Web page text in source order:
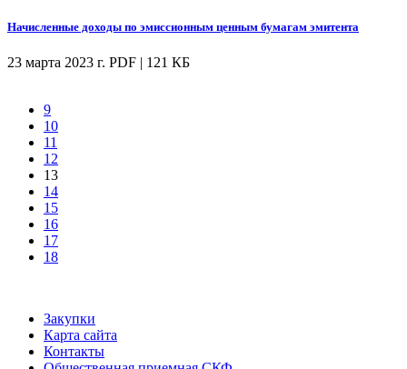
Начисленные доходы по эмиссионным ценным бумагам эмитента
23 марта 2023 г. PDF | 121 КБ
9
10
11
12
13
14
15
16
17
18
Закупки
Карта сайта
Контакты